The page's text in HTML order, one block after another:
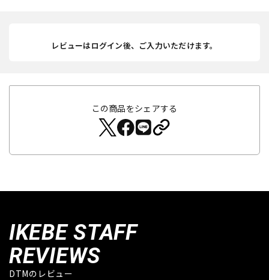
レビューはログイン後、ご入力いただけます。
この商品をシェアする
IKEBE STAFF
REVIEWS
DTMのレビュー